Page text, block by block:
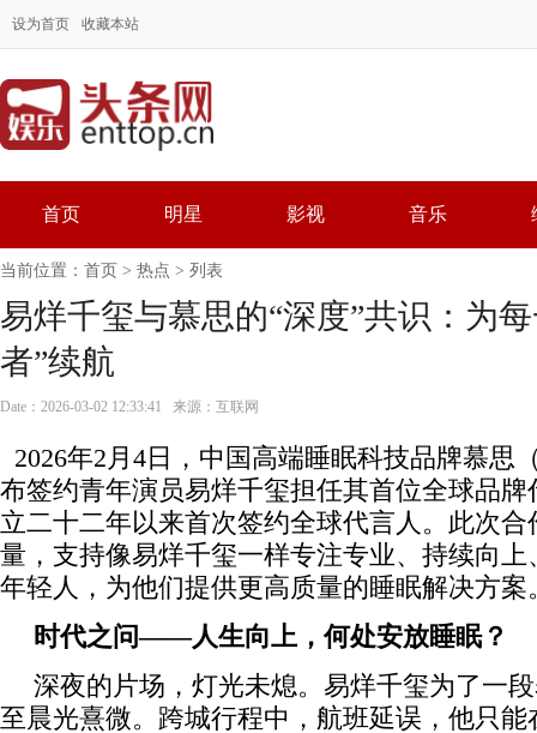
设为首页 收藏本站
首页 明星 影视 音乐
当前位置： 首页 > 热点 > 列表
易烊千玺与慕思的“深度”共识：为
者”续航
Date：2026-03-02 12:33:41 来源：互联网
2026年2月4日，中国高端睡眠科技品牌慕思
布签约青年演员易烊千玺担任其首位全球品
立二十二年以来首次签约全球代言人。此次
量，支持像易烊千玺一样专注专业、持续向
年轻人，为他们提供更高质量的睡眠解决方案
时代之问——人生向上，何处安放睡眠？
深夜的片场，灯光未熄。易烊千玺为了一
至晨光熹微。跨城行程中，航班延误，他只